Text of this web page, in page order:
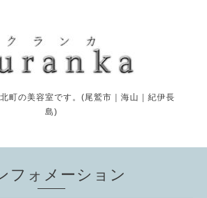
町の美容室です。(尾鷲市｜海山｜紀伊長
島)
フォメーション